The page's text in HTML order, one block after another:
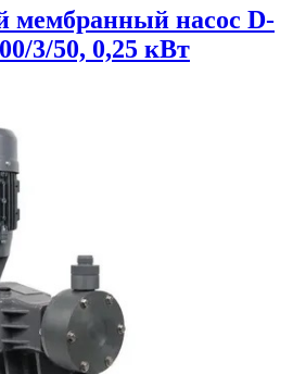
мембранный насос D-
3/50, 0,25 кВт